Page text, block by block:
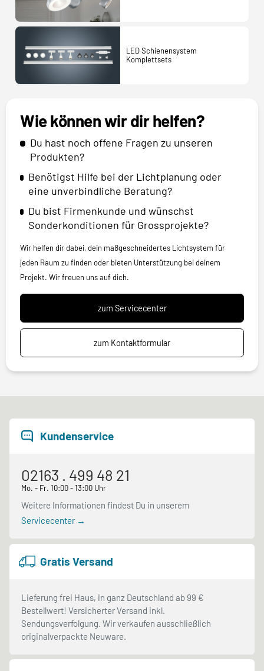
LED Schienensystem
Komplettsets
Wie können wir dir helfen?
Du hast noch offene Fragen zu unseren
Produkten?
Benötigst Hilfe bei der Lichtplanung oder
eine unverbindliche Beratung?
Du bist Firmenkunde und wünschst
Sonderkonditionen für Grossprojekte?
Wir helfen dir dabei, dein maßgeschneidertes Lichtsystem für
jeden Raum zu finden oder bieten Unterstützung bei deinem
Projekt. Wir freuen uns auf dich.
zum Servicecenter
zum Kontaktformular
Kundenservice
02163 . 499 48 21
Mo. - Fr. 10:00 - 13:00 Uhr
Weitere Informationen findest Du in unserem
Servicecenter →
Gratis Versand
Lieferung frei Haus, in ganz Deutschland ab 99 €
Bestellwert! Versicherter Versand inkl.
Sendungsverfolgung. Wir verkaufen ausschließlich
originalverpackte Neuware.